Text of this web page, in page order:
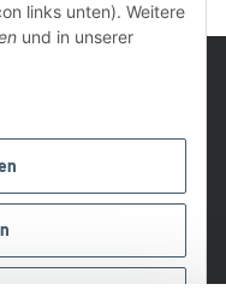
links unten). Weitere
und in unserer
des Herstellers für
Dienstleister für die
Shops hat Maßnahmen